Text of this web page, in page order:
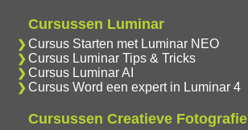
Cursussen Luminar
Cursus Starten met Luminar NEO
Cursus Luminar Tips & Tricks
Cursus Luminar AI
Cursus Word een expert in Luminar 4
Cursussen Creatieve Fotografie